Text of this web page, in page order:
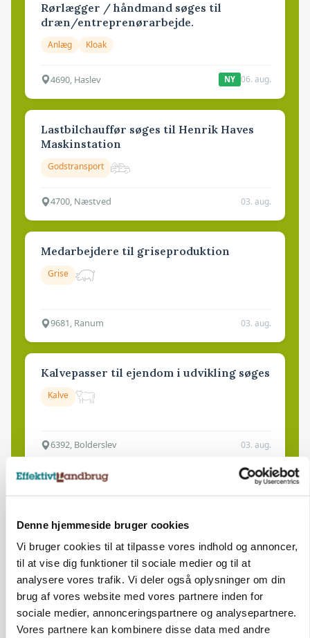
Denne hjemmeside bruger cookies
Vi bruger cookies til at tilpasse vores indhold og annoncer,
til at vise dig funktioner til sociale medier og til at
analysere vores trafik. Vi deler også oplysninger om din
brug af vores website med vores partnere inden for
sociale medier, annonceringspartnere og analysepartnere.
Vores partnere kan kombinere disse data med andre
Rørlægger / håndmand søges til
dræn/entreprenørarbejde.
Anlæg Kloak
4690, Haslev NY 06. aug.
Lastbilchauffør søges til Henrik Haves
Maskinstation
Godstransport
4700, Næstved 03. aug.
Medarbejdere til griseproduktion
Grise
9681, Ranum 03. aug.
Kalvepasser til ejendom i udvikling søges
Kalve
6392, Bolderslev 03. aug.
Leder til klimastald
9670, Løgstør 03. aug.